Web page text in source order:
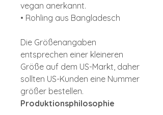
vegan anerkannt.
• Rohling aus Bangladesch
Die Größenangaben
entsprechen einer kleineren
Größe auf dem US-Markt, daher
sollten US-Kunden eine Nummer
größer bestellen.
Produktionsphilosophie